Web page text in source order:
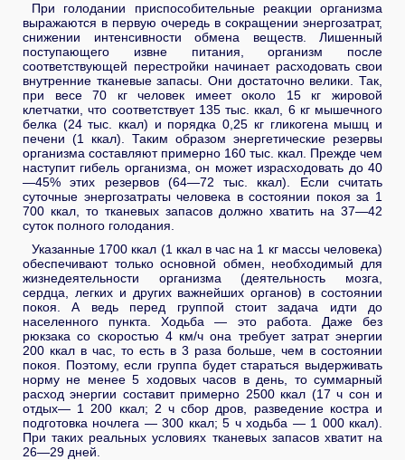
При голодании приспособительные реакции организма
выражаются в первую очередь в сокращении энергозатрат,
снижении интенсивности обмена веществ. Лишенный
поступающего извне питания, организм после
соответствующей перестройки начинает расходовать свои
внутренние тканевые запасы. Они достаточно велики. Так,
при весе 70 кг человек имеет около 15 кг жировой
клетчатки, что соответствует 135 тыс. ккал, 6 кг мышечного
белка (24 тыс. ккал) и порядка 0,25 кг гликогена мышц и
печени (1 ккал). Таким образом энергетические резервы
организма составляют примерно 160 тыс. ккал. Прежде чем
наступит гибель организма, он может израсходовать до 40
—45% этих резервов (64—72 тыс. ккал). Если считать
суточные энергозатраты человека в состоянии покоя за 1
700 ккал, то тканевых запасов должно хватить на 37—42
суток полного голодания.
Указанные 1700 ккал (1 ккал в час на 1 кг массы человека)
обеспечивают только основной обмен, необходимый для
жизнедеятельности организма (деятельность мозга,
сердца, легких и других важнейших органов) в состоянии
покоя. А ведь перед группой стоит задача идти до
населенного пункта. Ходьба — это работа. Даже без
рюкзака со скоростью 4 км/ч она требует затрат энергии
200 ккал в час, то есть в 3 раза больше, чем в состоянии
покоя. Поэтому, если группа будет стараться выдерживать
норму не менее 5 ходовых часов в день, то суммарный
расход энергии составит примерно 2500 ккал (17 ч сон и
отдых— 1 200 ккал; 2 ч сбор дров, разведение костра и
подготовка ночлега — 300 ккал; 5 ч ходьба — 1 000 ккал).
При таких реальных условиях тканевых запасов хватит на
26—29 дней.